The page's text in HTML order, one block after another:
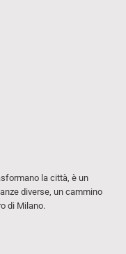
la città, è un
diverse, un cammino
di Milano.